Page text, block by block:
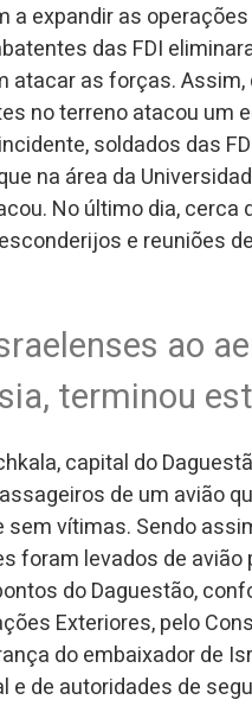
a expandir as
das FDI
as forças.
no terreno atacou um
soldados das
na área da
No último dia,
e reuniões
ao
terminou
capital do
de um avião
vítimas. Sendo
foram levados de
do Daguestão,
Exteriores, pelo
do embaixador de
de autoridades de